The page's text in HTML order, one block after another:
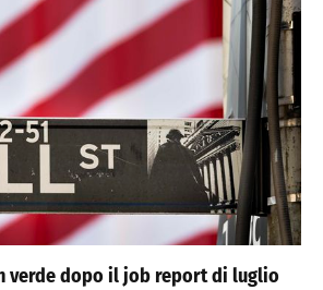
verde dopo il job report di luglio